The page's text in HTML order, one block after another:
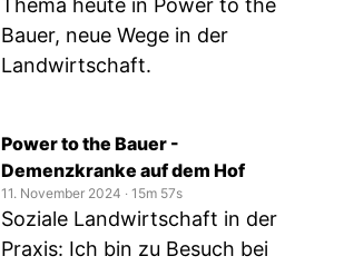
Thema heute in Power to the
Bauer, neue Wege in der
Landwirtschaft.
Power to the Bauer -
Demenzkranke auf dem Hof
11. November 2024 ‧ 15m 57s
Soziale Landwirtschaft in der
Praxis: Ich bin zu Besuch bei